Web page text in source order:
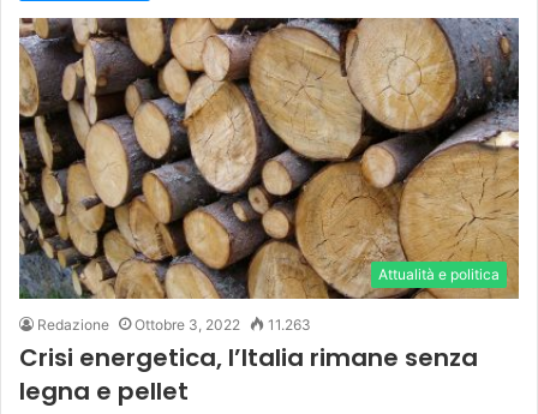
Attualità e politica
Redazione Ottobre 3, 2022 11.263
Crisi energetica, l’Italia rimane senza
legna e pellet